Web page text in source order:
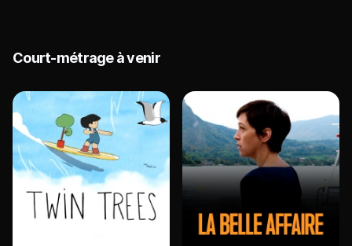
Court-métrage à venir